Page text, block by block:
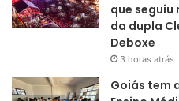
que seguiu
da dupla
Deboxe
3 horas atrás
Goiás tem